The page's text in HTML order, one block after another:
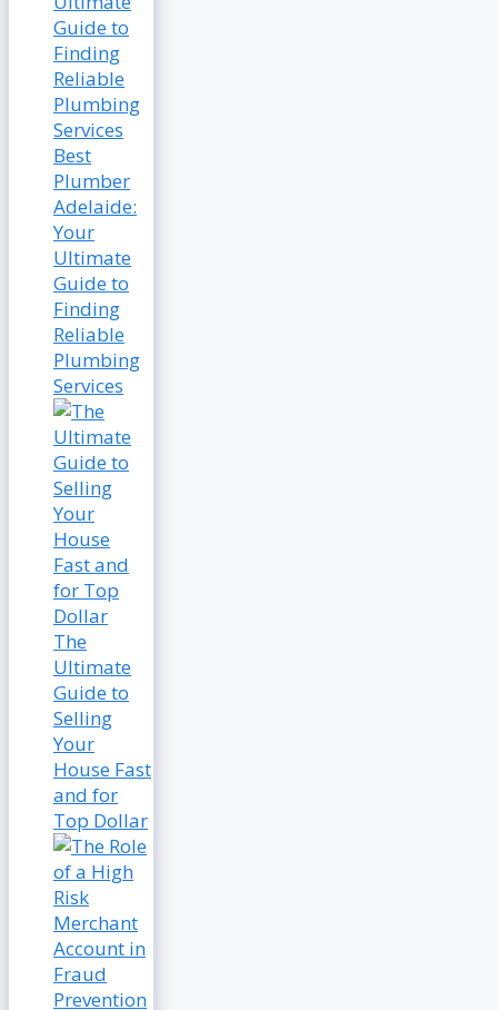
Best
Plumber
Adelaide:
Your
Ultimate
Guide to
Finding
Reliable
Plumbing
Services
The
Ultimate
Guide to
Selling
Your
House Fast
and for
Top Dollar